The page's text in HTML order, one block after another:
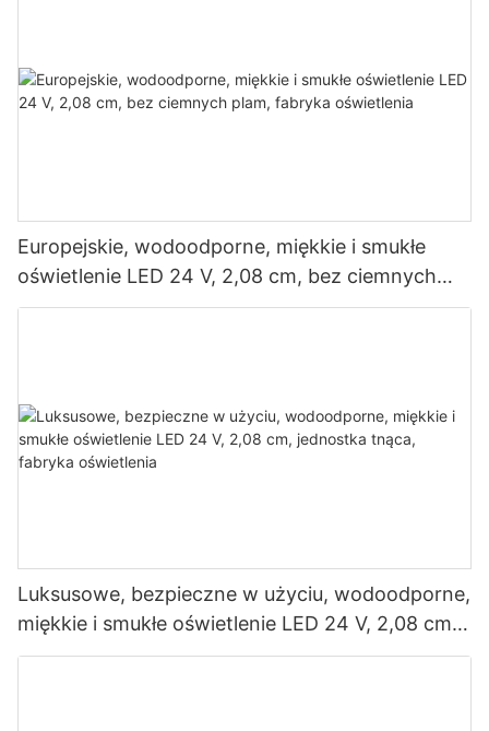
Europejskie, wodoodporne, miękkie i smukłe
oświetlenie LED 24 V, 2,08 cm, bez ciemnych
plam, fabryka oświetlenia
Luksusowe, bezpieczne w użyciu, wodoodporne,
miękkie i smukłe oświetlenie LED 24 V, 2,08 cm,
jednostka tnąca, fabryka oświetlenia